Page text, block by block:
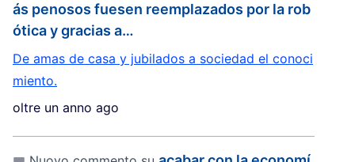
oltre un anno ago
ás penosos fuesen reemplazados por la rob
ótica y gracias a…
De amas de casa y jubilados a sociedad el conoci
miento.